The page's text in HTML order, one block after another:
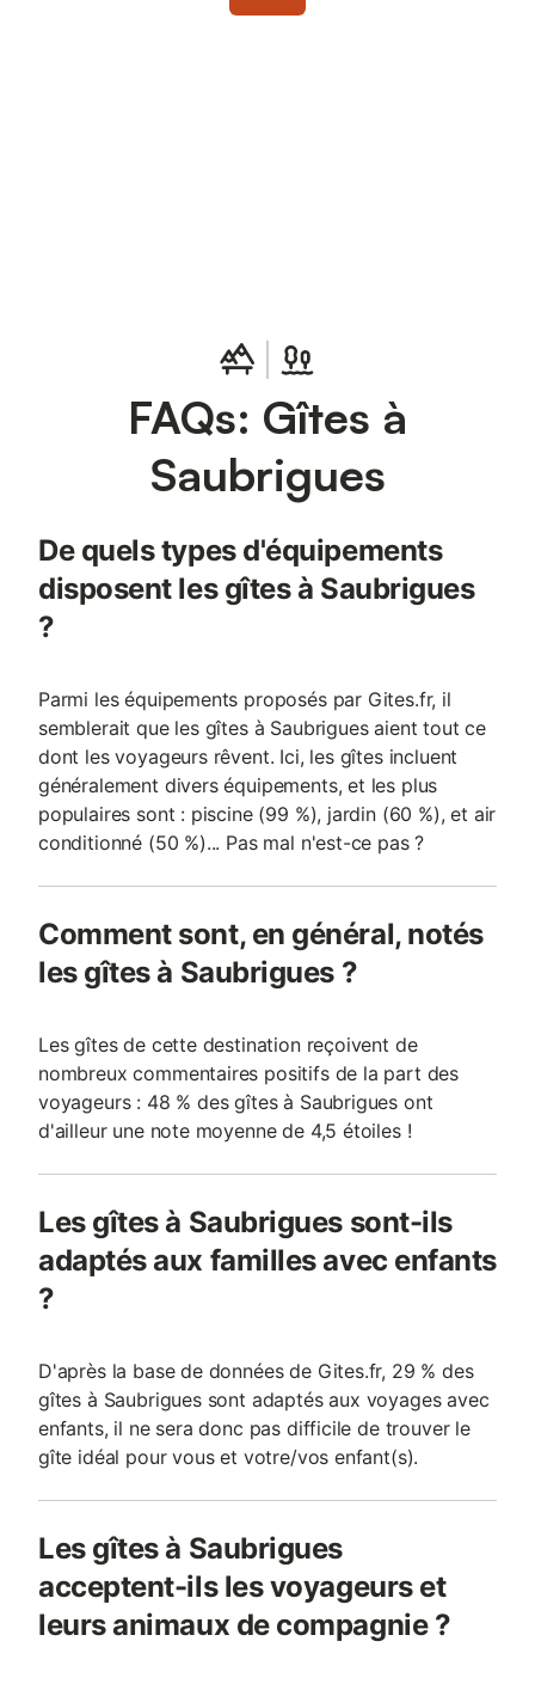
FAQs: Gîtes à
Saubrigues
De quels types d'équipements
disposent les gîtes à Saubrigues
?
Parmi les équipements proposés par Gites.fr, il
semblerait que les gîtes à Saubrigues aient tout ce
dont les voyageurs rêvent. Ici, les gîtes incluent
généralement divers équipements, et les plus
populaires sont : piscine (99 %), jardin (60 %), et air
conditionné (50 %)... Pas mal n'est-ce pas ?
Comment sont, en général, notés
les gîtes à Saubrigues ?
Les gîtes de cette destination reçoivent de
nombreux commentaires positifs de la part des
voyageurs : 48 % des gîtes à Saubrigues ont
d'ailleur une note moyenne de 4,5 étoiles !
Les gîtes à Saubrigues sont-ils
adaptés aux familles avec enfants
?
D'après la base de données de Gites.fr, 29 % des
gîtes à Saubrigues sont adaptés aux voyages avec
enfants, il ne sera donc pas difficile de trouver le
gîte idéal pour vous et votre/vos enfant(s).
Les gîtes à Saubrigues
acceptent-ils les voyageurs et
leurs animaux de compagnie ?